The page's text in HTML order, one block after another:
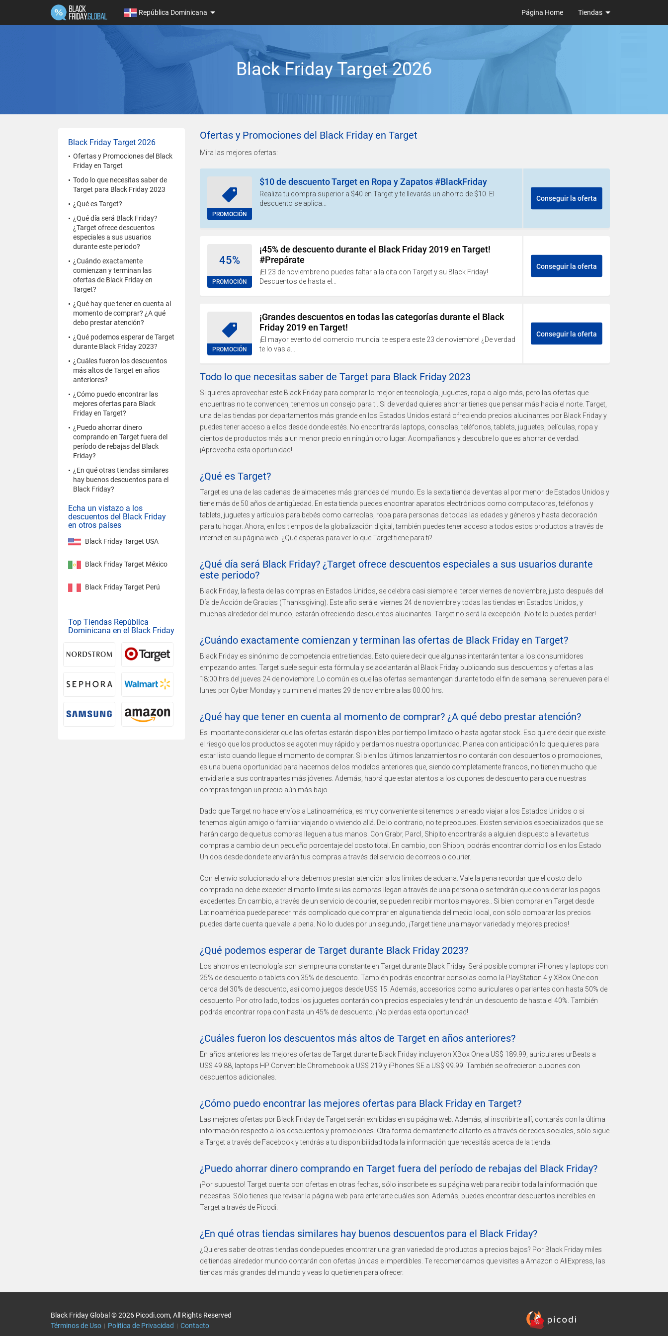
Página Home Tiendas
República Dominicana
Black Friday Target 2026
Ofertas y Promociones del Black Friday en Target
Mira las mejores ofertas:
PROMOCIÓN
$10 de descuento Target en Ropa y Zapatos #BlackFriday
Realiza tu compra superior a $40 en Target y te llevarás un ahorro de $10. El
descuento se aplica...
Conseguir la oferta
45%
PROMOCIÓN
¡45% de descuento durante el Black Friday 2019 en Target!
#Prepárate
¡El 23 de noviembre no puedes faltar a la cita con Target y su Black Friday!
Descuentos de hasta el...
Conseguir la oferta
PROMOCIÓN
¡Grandes descuentos en todas las categorías durante el Black
Friday 2019 en Target!
¡El mayor evento del comercio mundial te espera este 23 de noviembre! ¿De verdad
te lo vas a...
Conseguir la oferta
Todo lo que necesitas saber de Target para Black Friday 2023
Si quieres aprovechar este Black Friday para comprar lo mejor en tecnología, juguetes, ropa o algo más, pero las ofertas que
encuentras no te convencen, tenemos un consejo para ti. Si de verdad quieres ahorrar tienes que pensar más hacia el norte. Target,
una de las tiendas por departamentos más grande en los Estados Unidos estará ofreciendo precios alucinantes por Black Friday y
puedes tener acceso a ellos desde donde estés. No encontrarás laptops, consolas, teléfonos, tablets, juguetes, películas, ropa y
cientos de productos más a un menor precio en ningún otro lugar. Acompañanos y descubre lo que es ahorrar de verdad.
¡Aprovecha esta oportunidad!
¿Qué es Target?
Target es una de las cadenas de almacenes más grandes del mundo. Es la sexta tienda de ventas al por menor de Estados Unidos y
tiene más de 50 años de antigüedad. En esta tienda puedes encontrar aparatos electrónicos como computadoras, teléfonos y
tablets, juguetes y artículos para bebés como carreolas, ropa para personas de todas las edades y géneros y hasta decoración
para tu hogar. Ahora, en los tiempos de la globalización digital, también puedes tener acceso a todos estos productos a través de
internet en su página web. ¿Qué esperas para ver lo que Target tiene para ti?
¿Qué día será Black Friday? ¿Target ofrece descuentos especiales a sus usuarios durante
este periodo?
Black Friday, la fiesta de las compras en Estados Unidos, se celebra casi siempre el tercer viernes de noviembre, justo después del
Día de Acción de Gracias (Thanksgiving). Este año será el viernes 24 de noviembre y todas las tiendas en Estados Unidos, y
muchas alrededor del mundo, estarán ofreciendo descuentos alucinantes. Target no será la excepción. ¡No te lo puedes perder!
¿Cuándo exactamente comienzan y terminan las ofertas de Black Friday en Target?
Black Friday es sinónimo de competencia entre tiendas. Esto quiere decir que algunas intentarán tentar a los consumidores
empezando antes. Target suele seguir esta fórmula y se adelantarán al Black Friday publicando sus descuentos y ofertas a las
18:00 hrs del jueves 24 de noviembre. Lo común es que las ofertas se mantengan durante todo el fin de semana, se renueven para el
lunes por Cyber Monday y culminen el martes 29 de noviembre a las 00:00 hrs.
¿Qué hay que tener en cuenta al momento de comprar? ¿A qué debo prestar atención?
Es importante considerar que las ofertas estarán disponibles por tiempo limitado o hasta agotar stock. Eso quiere decir que existe
el riesgo que los productos se agoten muy rápido y perdamos nuestra oportunidad. Planea con anticipación lo que quieres para
estar listo cuando llegue el momento de comprar. Si bien los últimos lanzamientos no contarán con descuentos o promociones,
es una buena oportunidad para hacernos de los modelos anteriores que, siendo completamente francos, no tienen mucho que
envidiarle a sus contrapartes más jóvenes. Además, habrá que estar atentos a los cupones de descuento para que nuestras
compras tengan un precio aún más bajo.
Dado que Target no hace envíos a Latinoamérica, es muy conveniente si tenemos planeado viajar a los Estados Unidos o si
tenemos algún amigo o familiar viajando o viviendo allá. De lo contrario, no te preocupes. Existen servicios especializados que se
harán cargo de que tus compras lleguen a tus manos. Con Grabr, Parcl, Shipito encontrarás a alguien dispuesto a llevarte tus
compras a cambio de un pequeño porcentaje del costo total. En cambio, con Shippn, podrás encontrar domicilios en los Estado
Unidos desde donde te enviarán tus compras a través del servicio de correos o courier.
Con el envío solucionado ahora debemos prestar atención a los límites de aduana. Vale la pena recordar que el costo de lo
comprado no debe exceder el monto límite si las compras llegan a través de una persona o se tendrán que considerar los pagos
excedentes. En cambio, a través de un servicio de courier, se pueden recibir montos mayores.. Si bien comprar en Target desde
Latinoamérica puede parecer más complicado que comprar en alguna tienda del medio local, con sólo comparar los precios
puedes darte cuenta que vale la pena. No lo dudes por un segundo, ¡Target tiene una mayor variedad y mejores precios!
¿Qué podemos esperar de Target durante Black Friday 2023?
Los ahorros en tecnología son siempre una constante en Target durante Black Friday. Será posible comprar iPhones y laptops con
25% de descuento o tablets con 35% de descuento. También podrás encontrar consolas como la PlayStation 4 y XBox One con
cerca del 30% de descuento, así como juegos desde US$ 15. Además, accesorios como auriculares o parlantes con hasta 50% de
descuento. Por otro lado, todos los juguetes contarán con precios especiales y tendrán un descuento de hasta el 40%. También
podrás encontrar ropa con hasta un 45% de descuento. ¡No pierdas esta oportunidad!
¿Cuáles fueron los descuentos más altos de Target en años anteriores?
En años anteriores las mejores ofertas de Target durante Black Friday incluyeron XBox One a US$ 189.99, auriculares urBeats a
US$ 49.88, laptops HP Convertible Chromebook a US$ 219 y iPhones SE a US$ 99.99. También se ofrecieron cupones con
descuentos adicionales.
¿Cómo puedo encontrar las mejores ofertas para Black Friday en Target?
Las mejores ofertas por Black Friday de Target serán exhibidas en su página web. Además, al inscribirte allí, contarás con la última
información respecto a los descuentos y promociones. Otra forma de mantenerte al tanto es a través de redes sociales, sólo sigue
a Target a través de Facebook y tendrás a tu disponibilidad toda la información que necesitás acerca de la tienda.
¿Puedo ahorrar dinero comprando en Target fuera del período de rebajas del Black Friday?
¡Por supuesto! Target cuenta con ofertas en otras fechas, sólo inscríbete es su página web para recibir toda la información que
necesitas. Sólo tienes que revisar la página web para enterarte cuáles son. Además, puedes encontrar descuentos increíbles en
Target a través de Picodi.
¿En qué otras tiendas similares hay buenos descuentos para el Black Friday?
¿Quieres saber de otras tiendas donde puedes encontrar una gran variedad de productos a precios bajos? Por Black Friday miles
de tiendas alrededor mundo contarán con ofertas únicas e imperdibles. Te recomendamos que visites a Amazon o AliExpress, las
tiendas más grandes del mundo y veas lo que tienen para ofrecer.
Black Friday Target 2026
Ofertas y Promociones del Black
Friday en Target
Todo lo que necesitas saber de
Target para Black Friday 2023
¿Qué es Target?
¿Qué día será Black Friday?
¿Target ofrece descuentos
especiales a sus usuarios
durante este periodo?
¿Cuándo exactamente
comienzan y terminan las
ofertas de Black Friday en
Target?
¿Qué hay que tener en cuenta al
momento de comprar? ¿A qué
debo prestar atención?
¿Qué podemos esperar de Target
durante Black Friday 2023?
¿Cuáles fueron los descuentos
más altos de Target en años
anteriores?
¿Cómo puedo encontrar las
mejores ofertas para Black
Friday en Target?
¿Puedo ahorrar dinero
comprando en Target fuera del
período de rebajas del Black
Friday?
¿En qué otras tiendas similares
hay buenos descuentos para el
Black Friday?
Echa un vistazo a los
descuentos del Black Friday
en otros países
Black Friday Target USA
Black Friday Target México
Black Friday Target Perú
Top Tiendas República
Dominicana en el Black Friday
Black Friday Global © 2026 Picodi.com, All Rights Reserved
Términos de Uso
Política de Privacidad Contacto